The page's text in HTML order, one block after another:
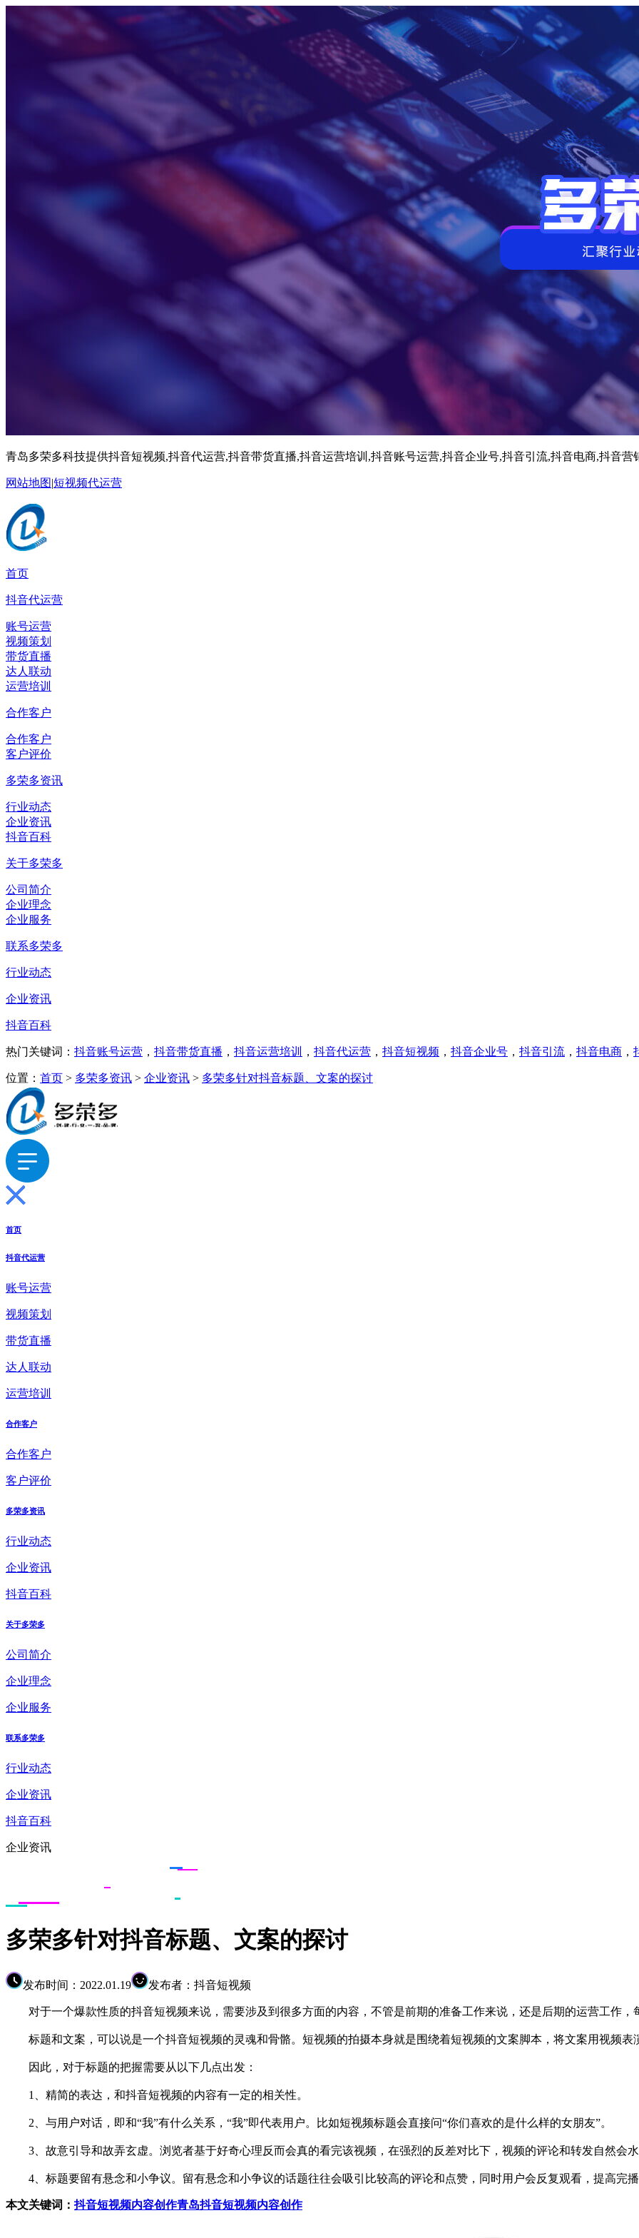
青岛多荣多科技提供抖音短视频,抖音代运营,抖音带货直播,抖音运营培训,抖音账号运营,抖音企业号,抖音引流,抖音电商,抖音营
网站地图|短视频代运营
首页
抖音代运营
账号运营
视频策划
带货直播
达人联动
运营培训
合作客户
合作客户
客户评价
多荣多资讯
行业动态
企业资讯
抖音百科
关于多荣多
公司简介
企业理念
企业服务
联系多荣多
行业动态
企业资讯
抖音百科
热门关键词： 抖音账号运营 ， 抖音带货直播 ， 抖音运营培训 ， 抖音代运营 ， 抖音短视频 ， 抖音企业号 ， 抖音引流 ， 抖音电商 ，
位置： 首页 > 多荣多资讯 > 企业资讯 > 多荣多针对抖音标题、文案的探讨
首页
抖音代运营
账号运营
视频策划
带货直播
达人联动
运营培训
合作客户
合作客户
客户评价
多荣多资讯
行业动态
企业资讯
抖音百科
关于多荣多
公司简介
企业理念
企业服务
联系多荣多
行业动态
企业资讯
抖音百科
企业资讯
多荣多针对抖音标题、文案的探讨
发布时间：2022.01.19 发布者：抖音短视频
对于一个爆款性质的抖音短视频来说，需要涉及到很多方面的内容，不管是前期的准备工作来说，还是后期的运营工作，
标题和文案，可以说是一个抖音短视频的灵魂和骨骼。短视频的拍摄本身就是围绕着短视频的文案脚本，将文案用视频表
因此，对于标题的把握需要从以下几点出发：
1、精简的表达，和抖音短视频的内容有一定的相关性。
2、与用户对话，即和“我”有什么关系，“我”即代表用户。比如短视频标题会直接问“你们喜欢的是什么样的女朋友”。
3、故意引导和故弄玄虚。浏览者基于好奇心理反而会真的看完该视频，在强烈的反差对比下，视频的评论和转发自然会水
4、标题要留有悬念和小争议。留有悬念和小争议的话题往往会吸引比较高的评论和点赞，同时用户会反复观看，提高完播
本文关键词：抖音短视频内容创作青岛抖音短视频内容创作